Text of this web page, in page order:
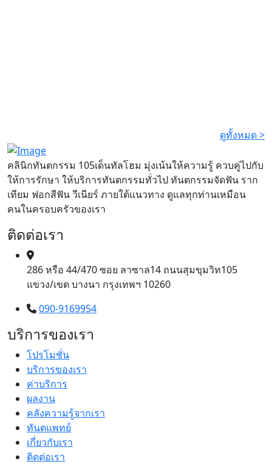
ดูทั้งหมด >
คลินิกทันตกรรม 105เด็นทัลโฮม มุ่งเน้นให้ความรู้ ควบคู่ไปกับ
ให้การรักษา ให้บริการทันตกรรมทั่วไป ทันตกรรมจัดฟัน ราก
เทียม ฟอกสีฟัน วีเนียร์ ภายใต้แนวทาง ดูแลทุกท่านเหมือน
คนในครอบครัวของเรา
ติดต่อเรา
286 หรือ 44/470 ซอย ลาซาล14 ถนนสุมขุมวิท105
แขวง/เขต บางนา กรุงเทพฯ 10260
090-9169954
บริการของเรา
โปรโมชั่น
บริการของเรา
ค่าบริการ
ผลงาน
คลังความรู้จากเรา
ทันตแพทย์
เกี่ยวกับเรา
ติดต่อเรา